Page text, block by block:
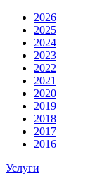
2026
2025
2024
2023
2022
2021
2020
2019
2018
2017
2016
Услуги